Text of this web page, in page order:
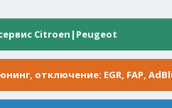
Citroen|Peugeot
отключение: EGR, FAP,